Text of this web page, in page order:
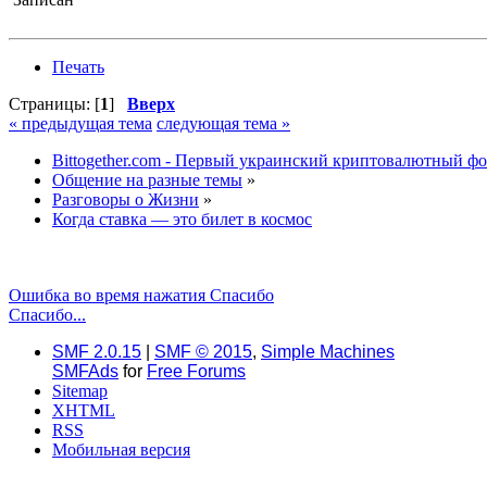
Печать
Страницы: [1] Вверх
« предыдущая тема следующая тема »
Bittogether.com - Первый украинский криптовалютный
Общение на разные темы »
Разговоры о Жизни »
Когда ставка — это билет в космос
Ошибка во время нажатия Спасибо
Спасибо...
SMF 2.0.15
SMF © 2015, Simple Machines
SMFAds for Free Forums
Sitemap
XHTML
RSS
Мобильная версия